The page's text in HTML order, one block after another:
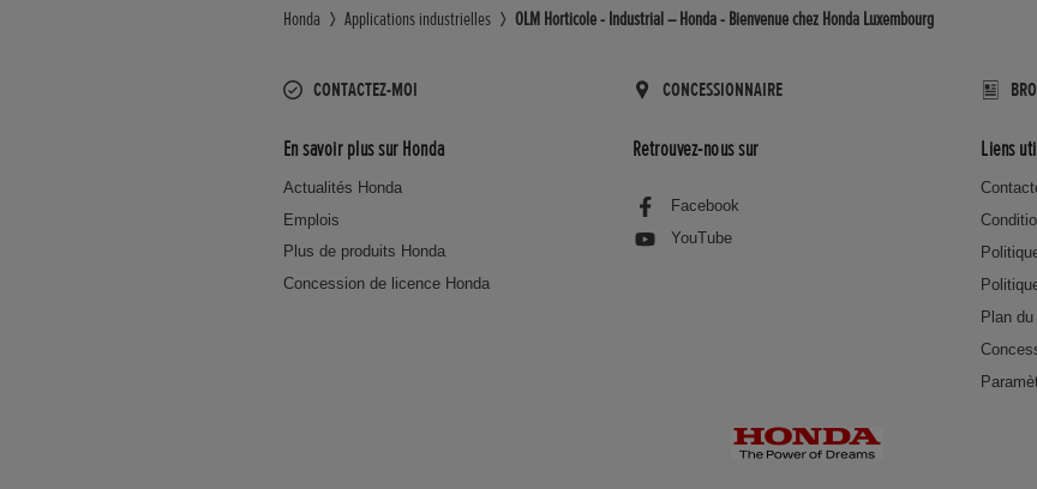
Honda Applications industrielles OLM Horticole - Industrial – Honda - Bienvenue chez Honda Luxembourg
CONTACTEZ-MOI CONCESSIONNAIRE
En savoir plus sur Honda
Actualités Honda
Emplois
Plus de produits Honda
Concession de licence Honda
Retrouvez-nous sur
Facebook
YouTube
Liens
Plan